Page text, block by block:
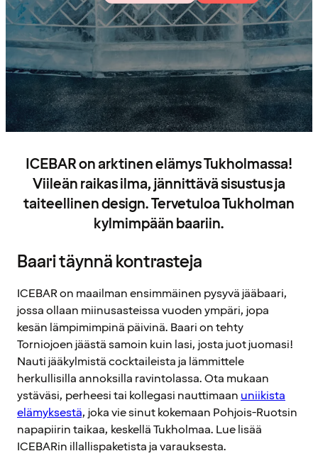
ICEBAR on arktinen elämys Tukholmassa!
Viileän raikas ilma, jännittävä sisustus ja
taiteellinen design. Tervetuloa Tukholman
kylmimpään baariin.
Baari täynnä kontrasteja
ICEBAR on maailman ensimmäinen pysyvä jääbaari,
jossa ollaan miinusasteissa vuoden ympäri, jopa
kesän lämpimimpinä päivinä. Baari on tehty
Torniojoen jäästä samoin kuin lasi, josta juot juomasi!
Nauti jääkylmistä cocktaileista ja lämmittele
herkullisilla annoksilla ravintolassa. Ota mukaan
ystäväsi, perheesi tai kollegasi nauttimaanuniikista
elämyksestä, joka vie sinut kokemaan Pohjois-Ruotsin
napapiirin taikaa, keskellä Tukholmaa. Lue lisää
ICEBARin illallispaketista ja varauksesta.